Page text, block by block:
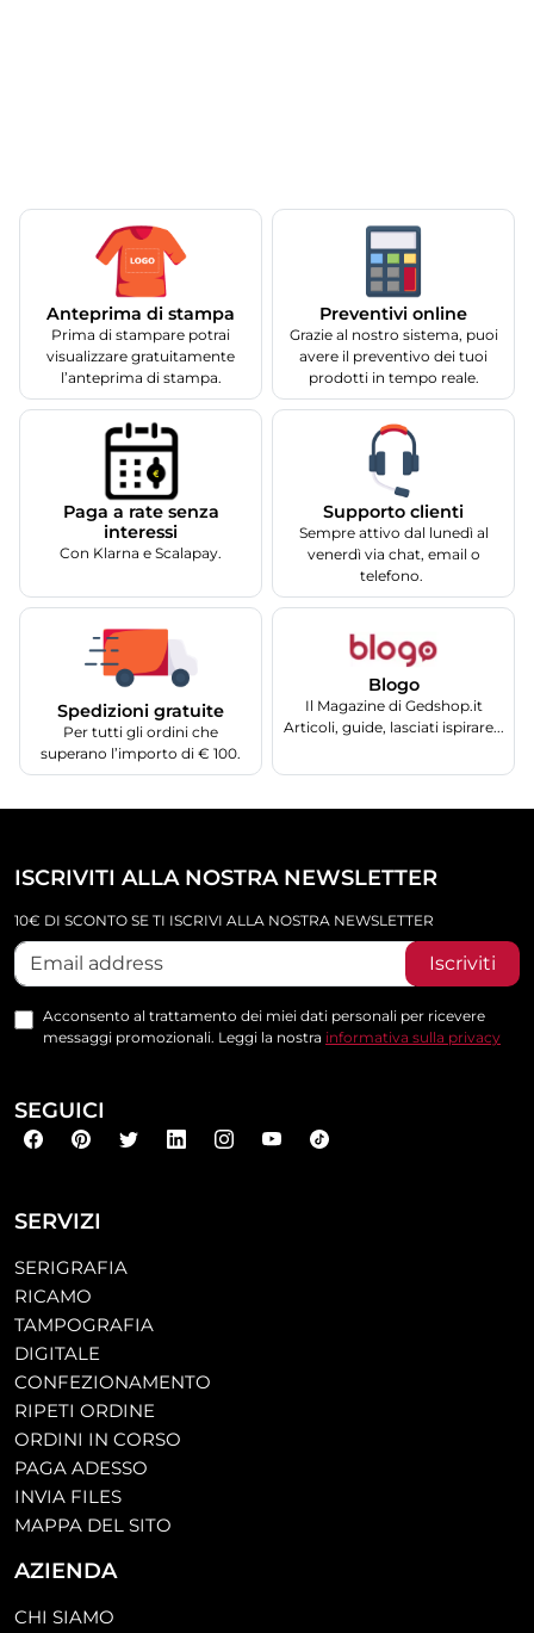
Anteprima di stampa
Prima di stampare potrai
visualizzare gratuitamente
l’anteprima di stampa.
Preventivi online
Grazie al nostro sistema, puoi
avere il preventivo dei tuoi
prodotti in tempo reale.
Paga a rate senza
interessi
Con Klarna e Scalapay.
Supporto clienti
Sempre attivo dal lunedì al
venerdì via chat, email o
telefono.
Spedizioni gratuite
Per tutti gli ordini che
superano l’importo di € 100.
Blogo
Il Magazine di Gedshop.it
Articoli, guide, lasciati ispirare...
SERVIZI
SERIGRAFIA
RICAMO
TAMPOGRAFIA
DIGITALE
CONFEZIONAMENTO
RIPETI ORDINE
ORDINI IN CORSO
PAGA ADESSO
INVIA FILES
MAPPA DEL SITO
AZIENDA
CHI SIAMO
ISCRIVITI ALLA NOSTRA NEWSLETTER
10€ DI SCONTO SE TI ISCRIVI ALLA NOSTRA NEWSLETTER
Iscriviti
Acconsento al trattamento dei miei dati personali per ricevere
messaggi promozionali. Leggi la nostra informativa sulla privacy
SEGUICI